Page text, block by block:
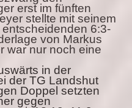
erst im fünften
stellte mit seinem
6:3-
von Markus
war nur noch eine
in der
der TG Landshut
Doppel setzten
gegen